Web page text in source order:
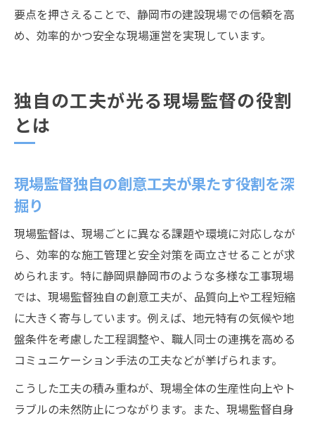
要点を押さえることで、静岡市の建設現場での信頼を高
め、効率的かつ安全な現場運営を実現しています。
独自の工夫が光る現場監督の役割
とは
現場監督独自の創意工夫が果たす役割を深
掘り
現場監督は、現場ごとに異なる課題や環境に対応しなが
ら、効率的な施工管理と安全対策を両立させることが求
められます。特に静岡県静岡市のような多様な工事現場
では、現場監督独自の創意工夫が、品質向上や工程短縮
に大きく寄与しています。例えば、地元特有の気候や地
盤条件を考慮した工程調整や、職人同士の連携を高める
コミュニケーション手法の工夫などが挙げられます。
こうした工夫の積み重ねが、現場全体の生産性向上やト
ラブルの未然防止につながります。また、現場監督自身